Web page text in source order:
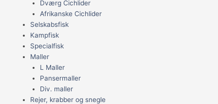
Dværg Cichlider
Afrikanske Cichlider
Selskabsfisk
Kampfisk
Specialfisk
Maller
L Maller
Pansermaller
Div. maller
Rejer, krabber og snegle